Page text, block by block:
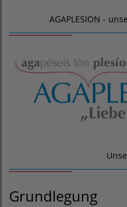
AGAPLESION -
Grundlegung